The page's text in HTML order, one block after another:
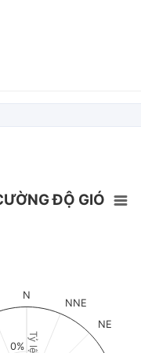
ĐỘ GIÓ
N
NNE
NE
0%